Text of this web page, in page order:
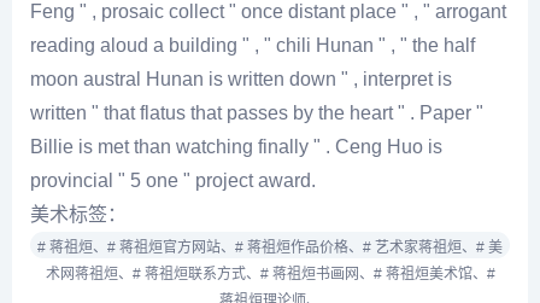
Feng " , prosaic collect " once distant place " , " arrogant
reading aloud a building " , " chili Hunan " , " the half
moon austral Hunan is written down " , interpret is
written " that flatus that passes by the heart " . Paper "
Billie is met than watching finally " . Ceng Huo is
provincial " 5 one " project award.
美术标签：
# 蒋祖烜、 # 蒋祖烜官方网站、 # 蒋祖烜作品价格、 # 艺术家蒋祖烜、 # 美
术网蒋祖烜、 # 蒋祖烜联系方式、 # 蒋祖烜书画网、 # 蒋祖烜美术馆、 #